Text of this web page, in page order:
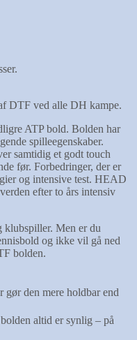
DTF ved alle DH kampe.
ATP bold. Bolden har
spilleegenskaber.
samtidig et godt touch
før. Forbedringer, der er
og intensive test. HEAD
efter to års intensiv
klubspiller. Men er du
og ikke vil gå ned
bolden.
gør den mere holdbar end
altid er synlig – på